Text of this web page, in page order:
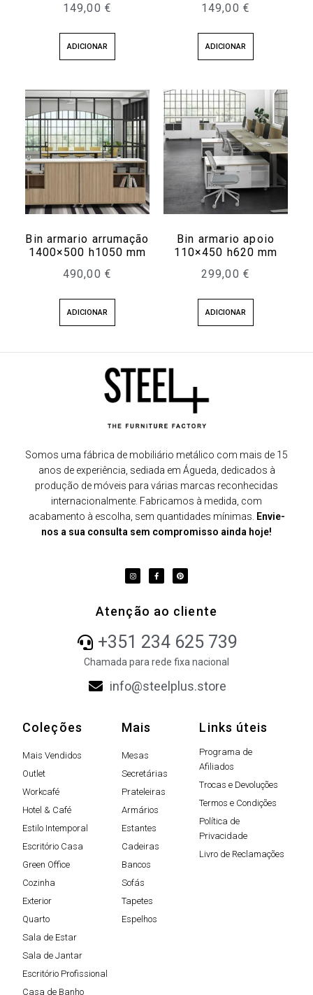
149,00 €
ADICIONAR
149,00 €
ADICIONAR
Bin armario arrumação
1400×500 h1050 mm
490,00 €
ADICIONAR
Bin armario apoio
110×450 h620 mm
299,00 €
ADICIONAR
Somos uma fábrica de mobiliário metálico com mais de 15
anos de experiência, sediada em Águeda, dedicados à
produção de móveis para várias marcas reconhecidas
internacionalmente. Fabricamos à medida, com
acabamento à escolha, sem quantidades mínimas. Envie-
nos a sua consulta sem compromisso ainda hoje!
Atenção ao cliente
+351 234 625 739
Chamada para rede fixa nacional
info@steelplus.store
Coleções
Mais Vendidos
Outlet
Workcafé
Hotel & Café
Estilo Intemporal
Escritório Casa
Green Office
Cozinha
Exterior
Quarto
Sala de Estar
Sala de Jantar
Escritório Profissional
Casa de Banho
Mais
Mesas
Secretárias
Prateleiras
Armários
Estantes
Cadeiras
Bancos
Sofás
Tapetes
Espelhos
Links úteis
Programa de
Afiliados
Trocas e Devoluções
Termos e Condições
Política de
Privacidade
Livro de Reclamações